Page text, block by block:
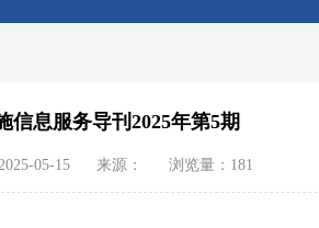
信息服务导刊2025年第5期
05-15 来源： 浏览量： 181